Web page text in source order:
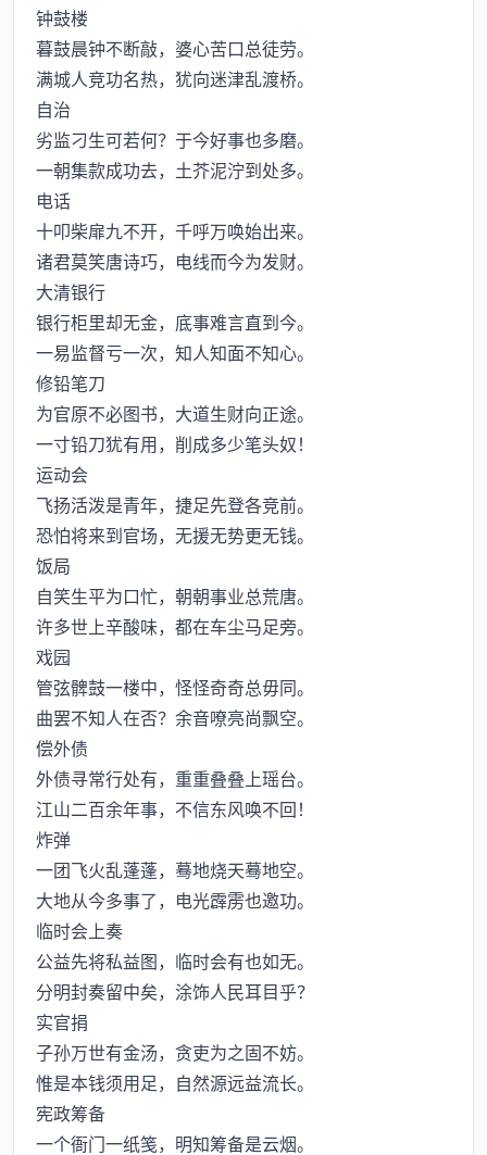
钟鼓楼
暮鼓晨钟不断敲，婆心苦口总徒劳。
满城人竞功名热，犹向迷津乱渡桥。
自治
劣监刁生可若何？于今好事也多磨。
一朝集款成功去，土芥泥泞到处多。
电话
十叩柴扉九不开，千呼万唤始出来。
诸君莫笑唐诗巧，电线而今为发财。
大清银行
银行柜里却无金，底事难言直到今。
一易监督亏一次，知人知面不知心。
修铅笔刀
为官原不必图书，大道生财向正途。
一寸铅刀犹有用，削成多少笔头奴！
运动会
飞扬活泼是青年，捷足先登各竞前。
恐怕将来到官场，无援无势更无钱。
饭局
自笑生平为口忙，朝朝事业总荒唐。
许多世上辛酸味，都在车尘马足旁。
戏园
管弦髀鼓一楼中，怪怪奇奇总毋同。
曲罢不知人在否？余音嘹亮尚飘空。
偿外债
外债寻常行处有，重重叠叠上瑶台。
江山二百余年事，不信东风唤不回！
炸弹
一团飞火乱蓬蓬，蓦地烧天蓦地空。
大地从今多事了，电光霹雳也邀功。
临时会上奏
公益先将私益图，临时会有也如无。
分明封奏留中矣，涂饰人民耳目乎？
实官捐
子孙万世有金汤，贪吏为之固不妨。
惟是本钱须用足，自然源远益流长。
宪政筹备
一个衙门一纸笺，明知筹备是云烟。